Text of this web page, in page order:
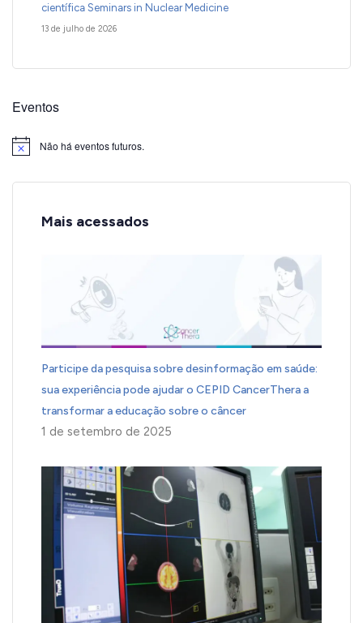
científica Seminars in Nuclear Medicine
13 de julho de 2026
Eventos
Notice Não há eventos futuros.
Mais acessados
Participe da pesquisa sobre desinformação em saúde:
sua experiência pode ajudar o CEPID CancerThera a
transformar a educação sobre o câncer
1 de setembro de 2025